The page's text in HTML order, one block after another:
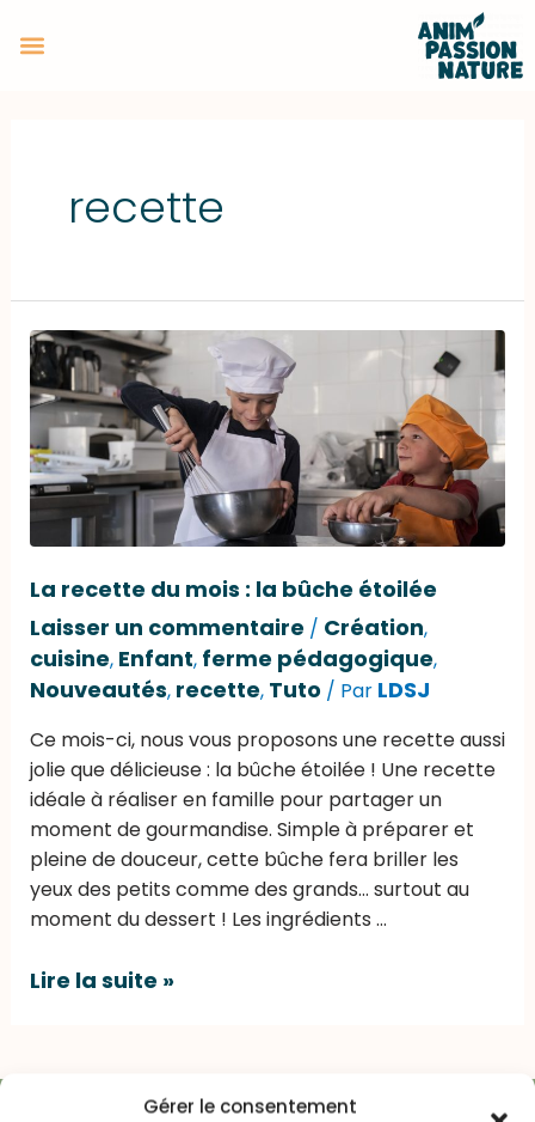
Gérer le consentement
recette
La recette du mois : la bûche étoilée
Laisser un commentaire / Création,
cuisine, Enfant, ferme pédagogique,
Nouveautés, recette, Tuto / Par LDSJ
Ce mois-ci, nous vous proposons une recette aussi
jolie que délicieuse : la bûche étoilée ! Une recette
idéale à réaliser en famille pour partager un
moment de gourmandise. Simple à préparer et
pleine de douceur, cette bûche fera briller les
yeux des petits comme des grands… surtout au
moment du dessert ! Les ingrédients …
Lire la suite »